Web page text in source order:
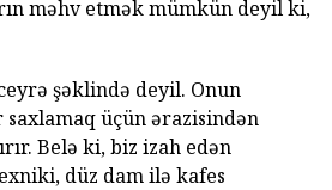
məhv etmək mümkün deyil ki,
şəklində deyil. Onun
saxlamaq üçün ərazisindən
Belə ki, biz izah edən
düz dam ilə kafes